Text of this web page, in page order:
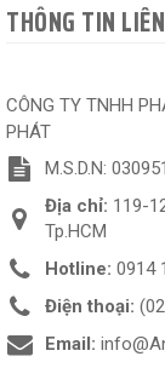
THÔNG TIN
CÔNG TY TNHH
PHÁT
M.S.D.N:
Địa chỉ: 119-
Tp.HCM
Hotline: 0914
Điện thoại:
Email: